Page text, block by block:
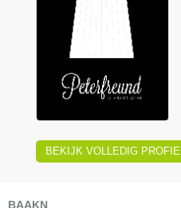
BEKIJK VOLLEDIG PROFIEL
BAAKN